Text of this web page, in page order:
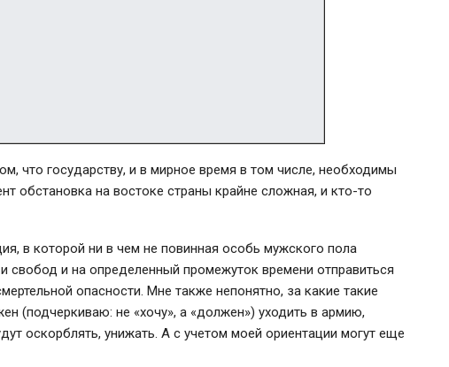
что государству, и в мирное время в том числе, необходимы
обстановка на востоке страны крайне сложная, и кто-то
в которой ни в чем не повинная особь мужского пола
свобод и на определенный промежуток времени отправиться
опасности. Мне также непонятно, за какие такие
(подчеркиваю: не «хочу», а «должен») уходить в армию,
оскорблять, унижать. А с учетом моей ориентации могут еще